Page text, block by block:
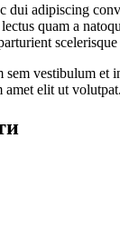
dui adipiscing
quam a
vestibulum et
amet elit ut volutpat.